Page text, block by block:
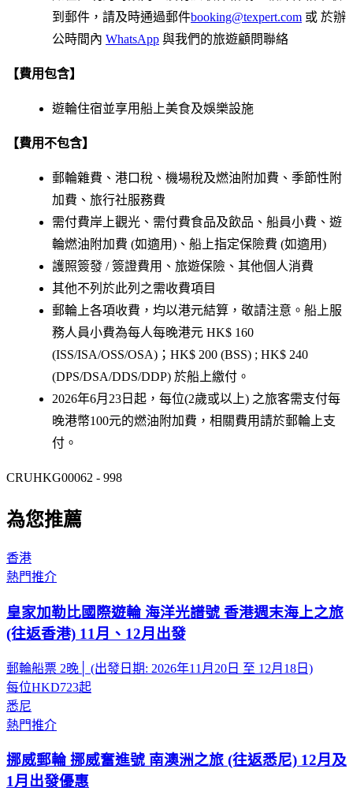
到郵件，請及時通過郵件booking@texpert.com 或 於辦
公時間內 WhatsApp 與我們的旅遊顧問聯絡
【費用包含】
遊輪住宿並享用船上美食及娛樂設施
【費用不包含】
郵輪雜費、港口稅、機場稅及燃油附加費、季節性附
加費、旅行社服務費
需付費岸上觀光、需付費食品及飲品、船員小費、遊
輪燃油附加費 (如適用)、船上指定保險費 (如適用)
護照簽發 / 簽證費用、旅遊保險、其他個人消費
其他不列於此列之需收費項目
郵輪上各項收費，均以港元結算，敬請注意。船上服
務人員小費為每人每晚港元 HK$ 160
(ISS/ISA/OSS/OSA)；HK$ 200 (BSS) ; HK$ 240
(DPS/DSA/DDS/DDP) 於船上繳付。
2026年6月23日起，每位(2歲或以上) 之旅客需支付每
晚港幣100元的燃油附加費，相關費用請於郵輪上支
付。
CRUHKG00062 - 998
為您推薦
香港
熱門推介
皇家加勒比國際遊輪 海洋光譜號 香港週末海上之旅
(往返香港) 11月、12月出發
郵輪船票 2晚│ (出發日期: 2026年11月20日 至 12月18日)
每位HKD723起
悉尼
熱門推介
挪威郵輪 挪威奮進號 南澳洲之旅 (往返悉尼) 12月及
1月出發優惠